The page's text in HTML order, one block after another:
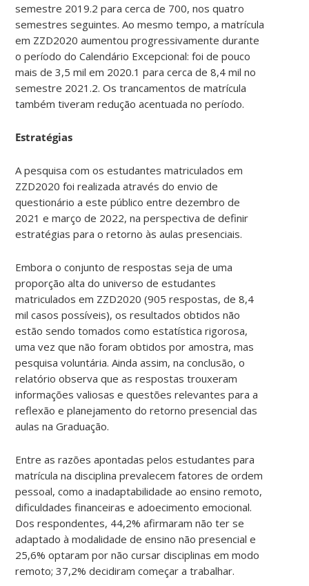
semestre 2019.2 para cerca de 700, nos quatro
semestres seguintes. Ao mesmo tempo, a matrícula
em ZZD2020 aumentou progressivamente durante
o período do Calendário Excepcional: foi de pouco
mais de 3,5 mil em 2020.1 para cerca de 8,4 mil no
semestre 2021.2. Os trancamentos de matrícula
também tiveram redução acentuada no período.
Estratégias
A pesquisa com os estudantes matriculados em
ZZD2020 foi realizada através do envio de
questionário a este público entre dezembro de
2021 e março de 2022, na perspectiva de definir
estratégias para o retorno às aulas presenciais.
Embora o conjunto de respostas seja de uma
proporção alta do universo de estudantes
matriculados em ZZD2020 (905 respostas, de 8,4
mil casos possíveis), os resultados obtidos não
estão sendo tomados como estatística rigorosa,
uma vez que não foram obtidos por amostra, mas
pesquisa voluntária. Ainda assim, na conclusão, o
relatório observa que as respostas trouxeram
informações valiosas e questões relevantes para a
reflexão e planejamento do retorno presencial das
aulas na Graduação.
Entre as razões apontadas pelos estudantes para
matrícula na disciplina prevalecem fatores de ordem
pessoal, como a inadaptabilidade ao ensino remoto,
dificuldades financeiras e adoecimento emocional.
Dos respondentes, 44,2% afirmaram não ter se
adaptado à modalidade de ensino não presencial e
25,6% optaram por não cursar disciplinas em modo
remoto; 37,2% decidiram começar a trabalhar.